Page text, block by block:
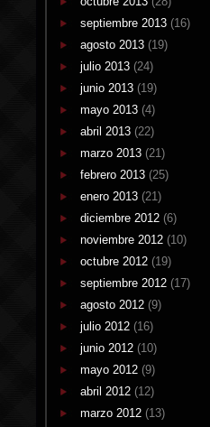
septiembre 2013 (16)
agosto 2013 (19)
julio 2013 (24)
junio 2013 (19)
mayo 2013 (4)
abril 2013 (22)
marzo 2013 (21)
febrero 2013 (25)
enero 2013 (21)
diciembre 2012 (6)
noviembre 2012 (10)
octubre 2012 (19)
septiembre 2012 (17)
agosto 2012 (9)
julio 2012 (16)
junio 2012 (10)
mayo 2012 (9)
abril 2012 (12)
marzo 2012 (13)